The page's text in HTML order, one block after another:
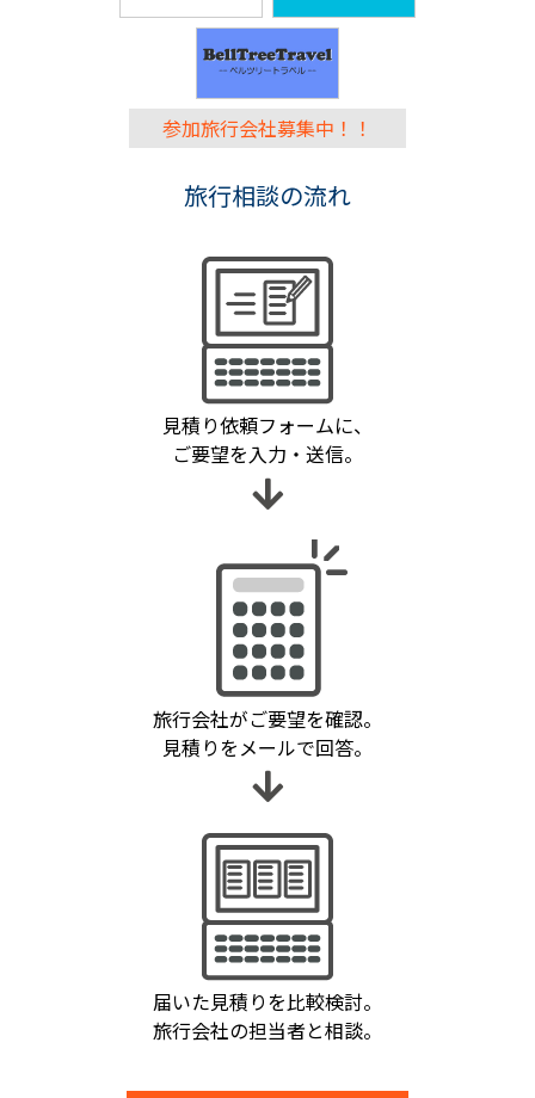
参加旅行会社募集中！！
旅行相談の流れ
見積り依頼フォームに、
ご要望を入力・送信。
旅行会社がご要望を確認。
見積りをメールで回答。
届いた見積りを比較検討。
旅行会社の担当者と相談。